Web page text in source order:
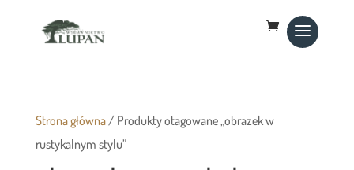
Strona główna/ Produkty otagowane „obrazek w
rustykalnym stylu”